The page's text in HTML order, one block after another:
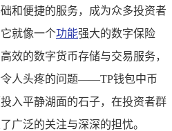
和便捷的服务，成为众多投资者
就像一个功能强大的数字保险
效的数字货币存储与交易服务，
人头疼的问题——TP钱包中币
入平静湖面的石子，在投资者群
广泛的关注与深深的担忧。